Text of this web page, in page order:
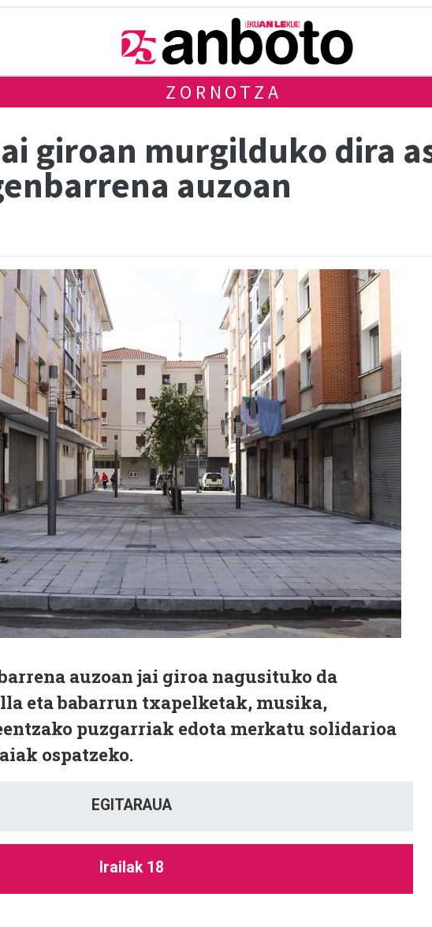
ZORNOTZA
giroan murgilduko dira
auzoan
auzoan jai giroa nagusituko da
eta babarrun txapelketak, musika,
puzgarriak edota merkatu solidarioa
ospatzeko.
EGITARAUA
Irailak 18